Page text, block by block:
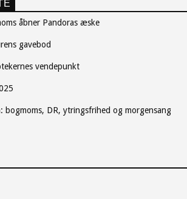
åbner Pandoras æske
gavebod
vendepunkt
bogmoms, DR, ytringsfrihed og morgensang